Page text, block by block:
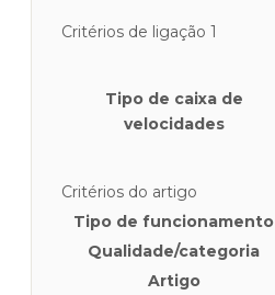
Critérios de ligação 1
Tipo de caixa de
velocidades
Critérios do artigo
Tipo de funcionamento
Qualidade/categoria
Artigo